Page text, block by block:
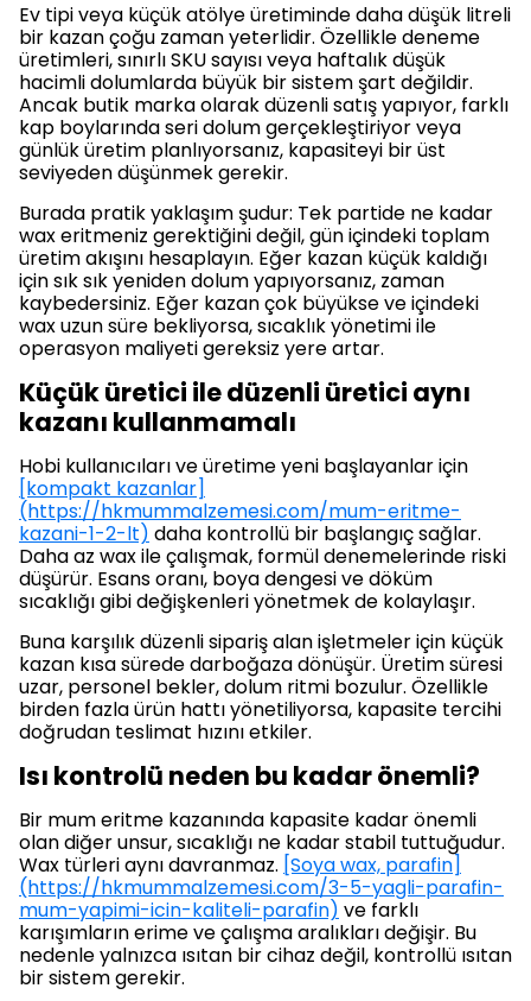
Ev tipi veya küçük atölye üretiminde daha düşük litreli
bir kazan çoğu zaman yeterlidir. Özellikle deneme
üretimleri, sınırlı SKU sayısı veya haftalık düşük
hacimli dolumlarda büyük bir sistem şart değildir.
Ancak butik marka olarak düzenli satış yapıyor, farklı
kap boylarında seri dolum gerçekleştiriyor veya
günlük üretim planlıyorsanız, kapasiteyi bir üst
seviyeden düşünmek gerekir.
Burada pratik yaklaşım şudur: Tek partide ne kadar
wax eritmeniz gerektiğini değil, gün içindeki toplam
üretim akışını hesaplayın. Eğer kazan küçük kaldığı
için sık sık yeniden dolum yapıyorsanız, zaman
kaybedersiniz. Eğer kazan çok büyükse ve içindeki
wax uzun süre bekliyorsa, sıcaklık yönetimi ile
operasyon maliyeti gereksiz yere artar.
Küçük üretici ile düzenli üretici aynı
kazanı kullanmamalı
Hobi kullanıcıları ve üretime yeni başlayanlar için
[kompakt kazanlar]
(https://hkmummalzemesi.com/mum-eritme-
kazani-1-2-lt) daha kontrollü bir başlangıç sağlar.
Daha az wax ile çalışmak, formül denemelerinde riski
düşürür. Esans oranı, boya dengesi ve döküm
sıcaklığı gibi değişkenleri yönetmek de kolaylaşır.
Buna karşılık düzenli sipariş alan işletmeler için küçük
kazan kısa sürede darboğaza dönüşür. Üretim süresi
uzar, personel bekler, dolum ritmi bozulur. Özellikle
birden fazla ürün hattı yönetiliyorsa, kapasite tercihi
doğrudan teslimat hızını etkiler.
Isı kontrolü neden bu kadar önemli?
Bir mum eritme kazanında kapasite kadar önemli
olan diğer unsur, sıcaklığı ne kadar stabil tuttuğudur.
Wax türleri aynı davranmaz. [Soya wax, parafin]
(https://hkmummalzemesi.com/3-5-yagli-parafin-
mum-yapimi-icin-kaliteli-parafin) ve farklı
karışımların erime ve çalışma aralıkları değişir. Bu
nedenle yalnızca ısıtan bir cihaz değil, kontrollü ısıtan
bir sistem gerekir.